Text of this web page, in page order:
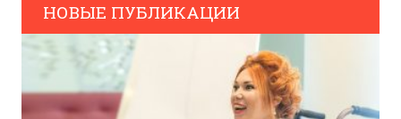
НОВЫЕ ПУБЛИКАЦИИ